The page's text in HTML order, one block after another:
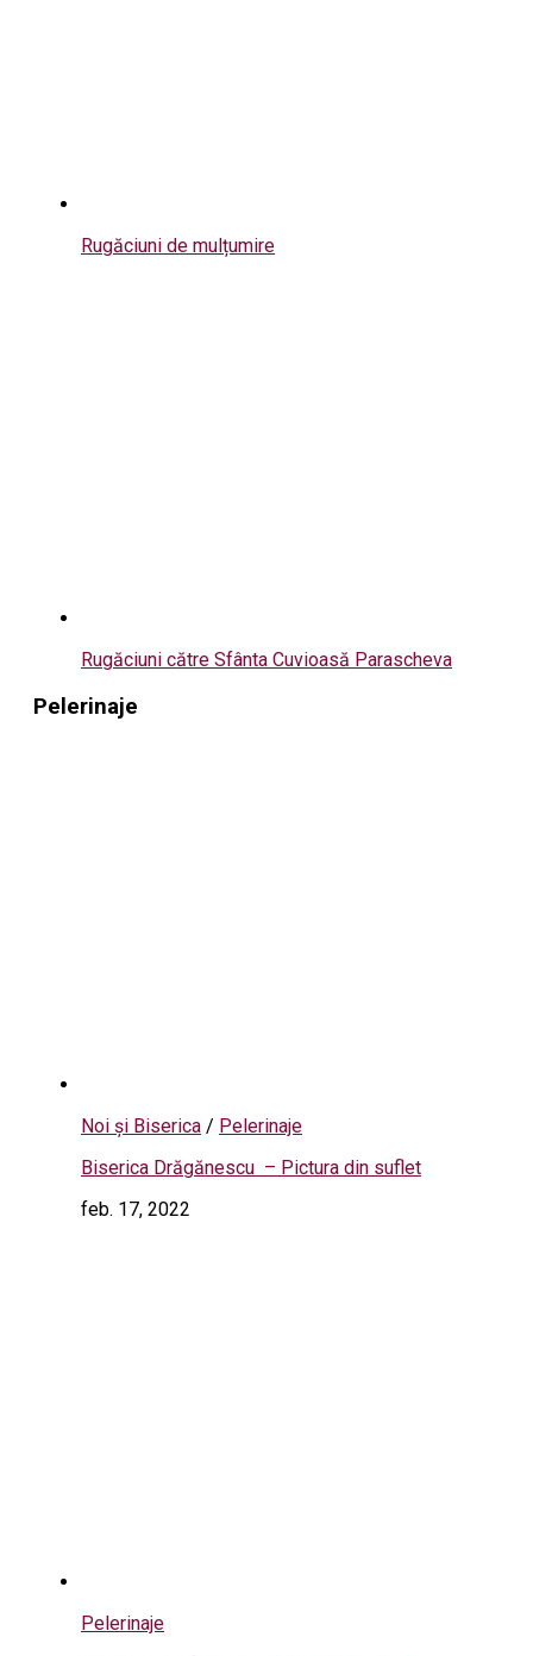
Rugăciuni de mulțumire
Rugăciuni către Sfânta Cuvioasă Parascheva
Pelerinaje
Noi și Biserica / Pelerinaje
Biserica Drăgănescu – Pictura din suflet
feb. 17, 2022
Pelerinaje